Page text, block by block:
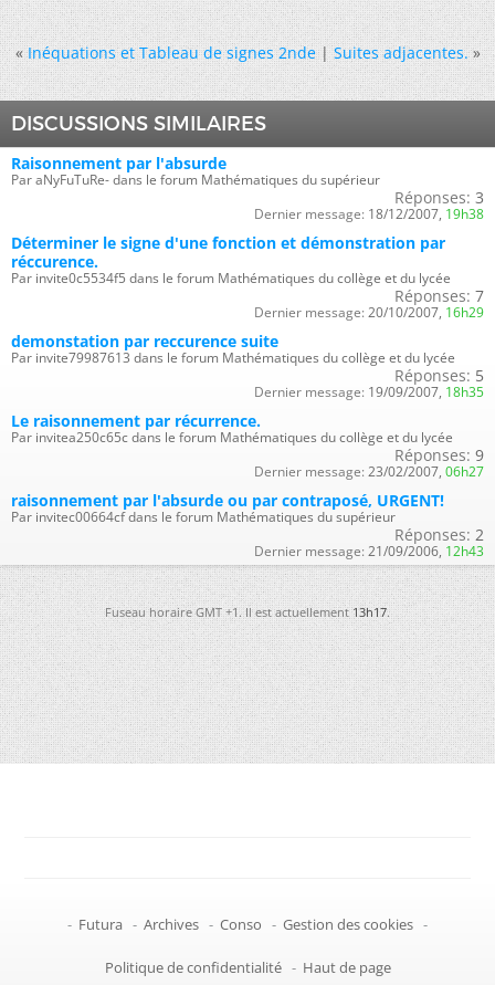
« Inéquations et Tableau de signes 2nde|Suites adjacentes. »
DISCUSSIONS SIMILAIRES
Raisonnement par l'absurde
Par aNyFuTuRe- dans le forum Mathématiques du supérieur
Réponses: 3
Dernier message: 18/12/2007, 19h38
Déterminer le signe d'une fonction et démonstration par
réccurence.
Par invite0c5534f5 dans le forum Mathématiques du collège et du lycée
Réponses: 7
Dernier message: 20/10/2007, 16h29
demonstation par reccurence suite
Par invite79987613 dans le forum Mathématiques du collège et du lycée
Réponses: 5
Dernier message: 19/09/2007, 18h35
Le raisonnement par récurrence.
Par invitea250c65c dans le forum Mathématiques du collège et du lycée
Réponses: 9
Dernier message: 23/02/2007, 06h27
raisonnement par l'absurde ou par contraposé, URGENT!
Par invitec00664cf dans le forum Mathématiques du supérieur
Réponses: 2
Dernier message: 21/09/2006, 12h43
Fuseau horaire GMT +1. Il est actuellement13h17.
- Futura - Archives - Conso - Gestion des cookies -
Politique de confidentialité - Haut de page